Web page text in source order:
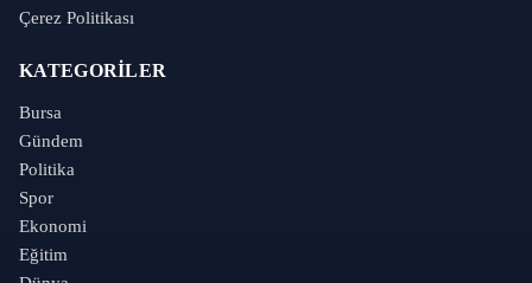
Çerez Politikası
KATEGORILER
Bursa
Gündem
Politika
Spor
Ekonomi
Eğitim